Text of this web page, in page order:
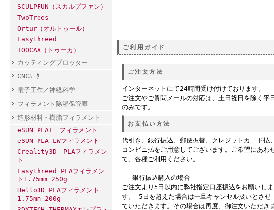
SCULPFUN（スカルプファン）
TwoTrees
Ortur（オルトゥール）
Easythreed
TOOCAA（トゥーカ）
カッティングプロッター
CNCﾙｰﾀｰ
電子工作／神経科学
フィラメント除湿保管庫
造形材料・樹脂フィラメント
eSUN PLA+ フィラメント
eSUN PLA-LWフィラメント
Creality3D PLAフィラメン
ト
Easythreed PLAフィラメン
ト1.75mm 250g
Hello3D PLAフィラメント
1.75mm 200g
ご利用ガイド
ご注文方法
インターネットにて24時間受け付けております。
ご注文やご質問メールの対応は、土日祝日を除く平日
のみです。
お支払い方法
代引き、銀行振込、郵便振替、クレジットカード払、
コンビニ払をご用意してございます。ご希望にあわ
て、各種ご利用ください。
- 銀行振込購入の場合
ご注文より5日以内に弊社指定口座振込をお願いしま
す。 5日を超えた場合は一旦キャンセル扱いとさせ
ていただきます。その場合は再度、御注文いただきま